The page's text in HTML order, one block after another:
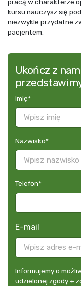
kursu nauczysz się
niezwykle przydatne
pacjentem.
Ukończ z
Imię*
Nazwisko*
Telefon*
E-mail
Informujemy
o
Informujemy o
udzielonej zgody+